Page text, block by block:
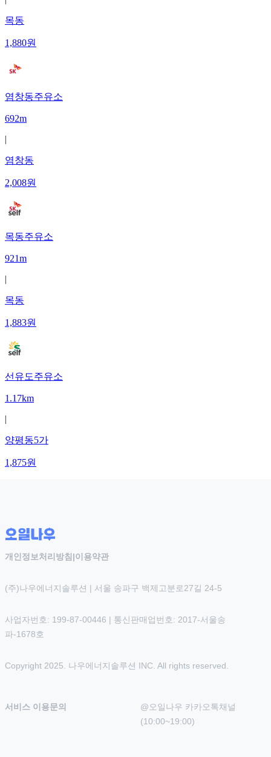
목동
1,880원
염창동주유소
692m
|
염창동
2,008원
목동주유소
921m
|
목동
1,883원
선유도주유소
1.17km
|
양평동5가
1,875원
개인정보처리방침 |이용약관
(주)나우에너지솔루션 | 서울 송파구 백제고분로27길 24-5
사업자번호: 199-87-00446 | 통신판매업번호: 2017-서울송
파-1678호
Copyright 2025. 나우에너지솔루션 INC. All rights reserved.
서비스 이용문의
@오일나우 카카오톡채널
(10:00~19:00)